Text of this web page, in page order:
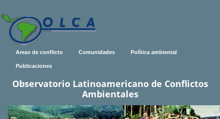
Areas de conflicto Comunidades Política ambiental
Publicaciones
Observatorio Latinoamericano de Conflictos
Ambientales